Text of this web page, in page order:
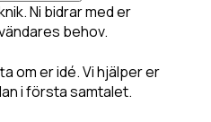
Ni bidrar med er
behov.
om er idé. Vi hjälper er
i första samtalet.